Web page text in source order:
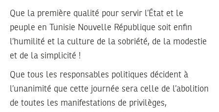
Que la première qualité pour servir l’État et le
peuple en Tunisie Nouvelle République soit enfin
l’humilité et la culture de la sobriété, de la modestie
et de la simplicité !
Que tous les responsables politiques décident à
l’unanimité que cette journée sera celle de l’abolition
de toutes les manifestations de privilèges,